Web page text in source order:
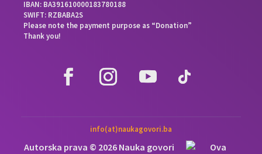
IBAN: BA391610000183780188
SWIFT: RZBABA2S
Please note the payment purpose as “Donation”
Thank you!
info(at)naukagovori.ba
Autorska prava © 2026 Nauka govori